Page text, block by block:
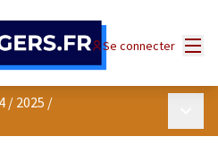
Se connecter
/ 2025 /